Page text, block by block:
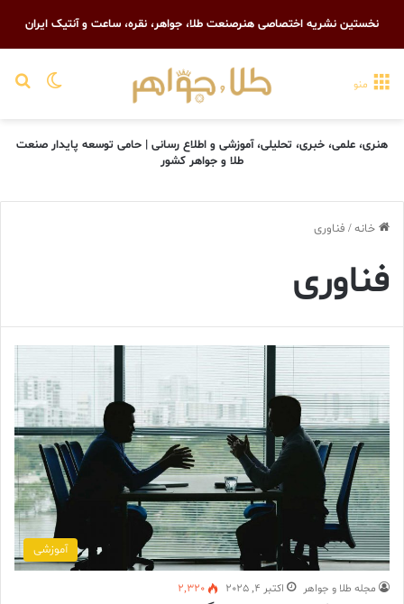
نخستین نشریه اختصاصی هنرصنعت طلا، جواهر، نقره، ساعت و آنتیک ایران
تغییر منو
هنری، علمی، خبری، تحلیلی، آموزشی و اطلاع رسانی | حامی توسعه پایدار صنعت
طلا و جواهر کشور
خانه/ فناوری
فناوری
آموزشی
مجله طلا و جواهر اکتبر 4, 2025 2,320